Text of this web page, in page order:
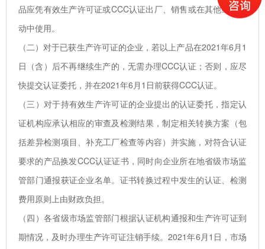
品应凭有效生产许可证或CCC认证出厂、销售或在其他经营活
动中使用。
（二）对于已获生产许可证的企业，若以上产品在2021年6月1
日（含）后不再继续生产的，无需办理CCC认证；否则，应尽
快提交认证委托，并在2021年6月1日前获得CCC认证。
（三）对于持有效生产许可证的企业提出的认证委托，指定认
证机构应承认相应的审查及检测结果，制定相关转换方案（包
括差异检测项目、补充工厂检查等内容）并实施，对符合认证
要求的产品换发CCC认证证书，同时向企业所在地省级市场监
管部门通报获证企业名单。证书转换过程中发生的认证、检测
费用原则上由财政负担。
（四）各省级市场监管部门根据认证机构通报和生产许可证到
期情况，及时办理生产许可证注销手续。2021年6月1日，市场